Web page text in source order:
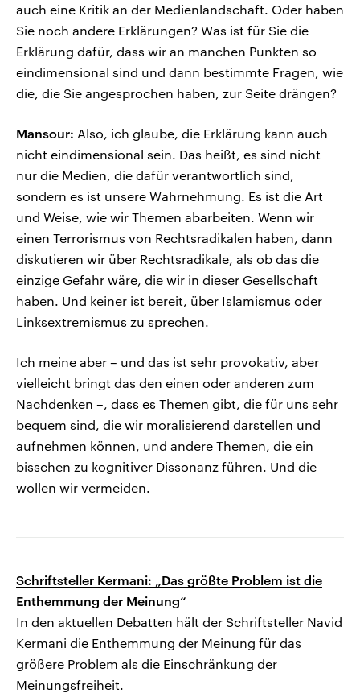
auch eine Kritik an der Medienlandschaft. Oder haben
Sie noch andere Erklärungen? Was ist für Sie die
Erklärung dafür, dass wir an manchen Punkten so
eindimensional sind und dann bestimmte Fragen, wie
die, die Sie angesprochen haben, zur Seite drängen?
Mansour: Also, ich glaube, die Erklärung kann auch
nicht eindimensional sein. Das heißt, es sind nicht
nur die Medien, die dafür verantwortlich sind,
sondern es ist unsere Wahrnehmung. Es ist die Art
und Weise, wie wir Themen abarbeiten. Wenn wir
einen Terrorismus von Rechtsradikalen haben, dann
diskutieren wir über Rechtsradikale, als ob das die
einzige Gefahr wäre, die wir in dieser Gesellschaft
haben. Und keiner ist bereit, über Islamismus oder
Linksextremismus zu sprechen.
Ich meine aber – und das ist sehr provokativ, aber
vielleicht bringt das den einen oder anderen zum
Nachdenken –, dass es Themen gibt, die für uns sehr
bequem sind, die wir moralisierend darstellen und
aufnehmen können, und andere Themen, die ein
bisschen zu kognitiver Dissonanz führen. Und die
wollen wir vermeiden.
Schriftsteller Kermani: „Das größte Problem ist die
Enthemmung der Meinung“
In den aktuellen Debatten hält der Schriftsteller Navid
Kermani die Enthemmung der Meinung für das
größere Problem als die Einschränkung der
Meinungsfreiheit.